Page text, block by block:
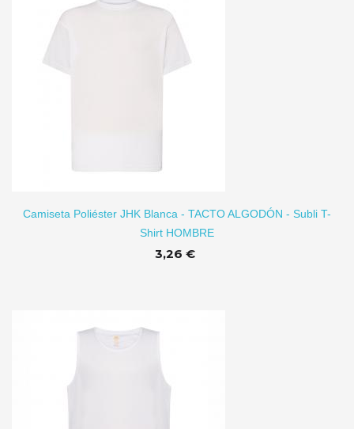
Camiseta Poliéster JHK Blanca - TACTO ALGODÓN - Subli T-
Shirt HOMBRE
3,26 €